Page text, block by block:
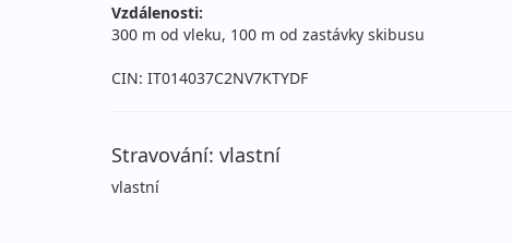
Vzdálenosti:
300 m od vleku, 100 m od zastávky skibusu
CIN: IT014037C2NV7KTYDF
Stravování: vlastní
vlastní